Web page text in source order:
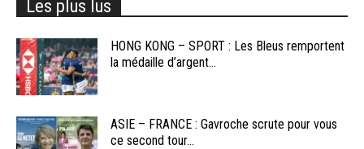
Les plus lus
HONG KONG – SPORT : Les Bleus remportent
la médaille d’argent...
ASIE – FRANCE : Gavroche scrute pour vous
ce second tour...